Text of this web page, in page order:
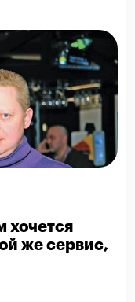
хочется
же сервис,